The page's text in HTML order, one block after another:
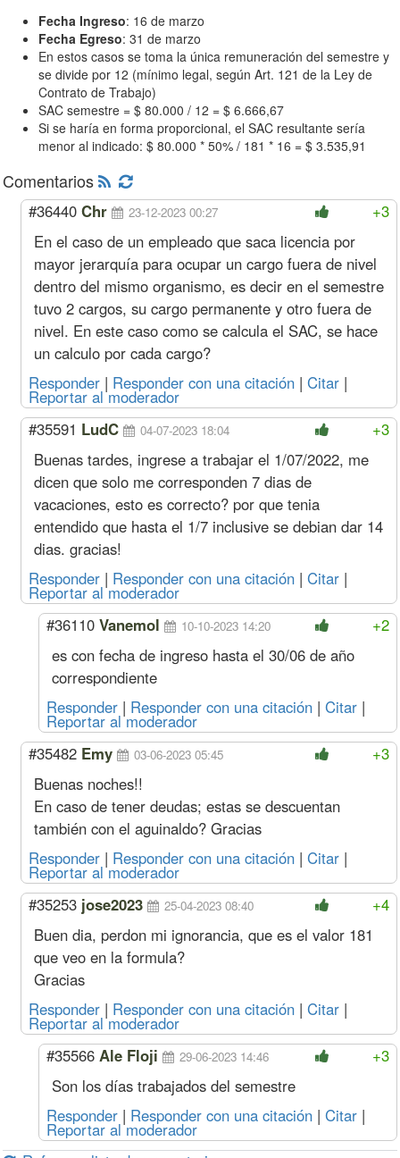
Fecha Ingreso: 16 de marzo
Fecha Egreso: 31 de marzo
En estos casos se toma la única remuneración del semestre y
se divide por 12 (mínimo legal, según Art. 121 de la Ley de
Contrato de Trabajo)
SAC semestre = $ 80.000 / 12 = $ 6.666,67
Si se haría en forma proporcional, el SAC resultante sería
menor al indicado: $ 80.000 * 50% / 181 * 16 = $ 3.535,91
Comentarios
+3
#36440 Chr 23-12-2023 00:27
En el caso de un empleado que saca licencia por
mayor jerarquía para ocupar un cargo fuera de nivel
dentro del mismo organismo, es decir en el semestre
tuvo 2 cargos, su cargo permanente y otro fuera de
nivel. En este caso como se calcula el SAC, se hace
un calculo por cada cargo?
Responder | Responder con una citación | Citar |
Reportar al moderador
+3
#35591 LudC 04-07-2023 18:04
Buenas tardes, ingrese a trabajar el 1/07/2022, me
dicen que solo me corresponden 7 dias de
vacaciones, esto es correcto? por que tenia
entendido que hasta el 1/7 inclusive se debian dar 14
dias. gracias!
Responder | Responder con una citación | Citar |
Reportar al moderador
+2
#36110 Vanemol 10-10-2023 14:20
es con fecha de ingreso hasta el 30/06 de año
correspondiente
Responder | Responder con una citación | Citar |
Reportar al moderador
+3
#35482 Emy 03-06-2023 05:45
Buenas noches!!
En caso de tener deudas; estas se descuentan
también con el aguinaldo? Gracias
Responder | Responder con una citación | Citar |
Reportar al moderador
+4
#35253 jose2023 25-04-2023 08:40
Buen dia, perdon mi ignorancia, que es el valor 181
que veo en la formula?
Gracias
Responder | Responder con una citación | Citar |
Reportar al moderador
+3
#35566 Ale Floji 29-06-2023 14:46
Son los días trabajados del semestre
Responder | Responder con una citación | Citar |
Reportar al moderador